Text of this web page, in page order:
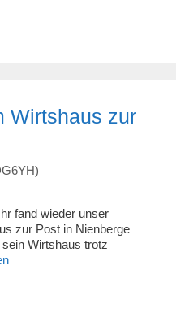
Wirtshaus zur
fand wieder unser
zur Post in Nienberge
Wirtshaus trotz